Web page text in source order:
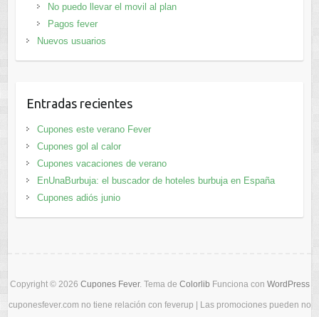
No puedo llevar el movil al plan
Pagos fever
Nuevos usuarios
Entradas recientes
Cupones este verano Fever
Cupones gol al calor
Cupones vacaciones de verano
EnUnaBurbuja: el buscador de hoteles burbuja en España
Cupones adiós junio
Copyright © 2026 Cupones Fever. Tema de Colorlib Funciona con WordPress
cuponesfever.com no tiene relación con feverup | Las promociones pueden no